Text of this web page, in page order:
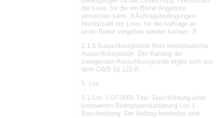
der Lose, für die ein Bieter Angebote
einreichen kann: 3 Auftragsbedingungen:
Höchstzahl der Lose, für die Aufträge an
einen Bieter vergeben werden können: 3
2.1.6 Ausschlussgründe Rein innerstaatliche
Ausschlussgründe: Der Katalog der
zwingenden Ausschlussgründe ergibt sich aus
dem GWB §§ 123 ff.
5. Los
5.1 Los: LOT-0001 Titel: Durchführung einer
kreisweiten Biotoptypenkartierung Los 1
Beschreibung: Der Auftrag beinhaltet eine